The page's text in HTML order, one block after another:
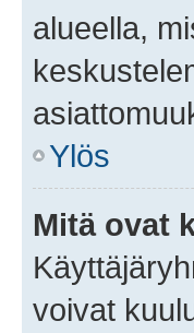
alueella,
Ylös
Mitä ovat
voivat